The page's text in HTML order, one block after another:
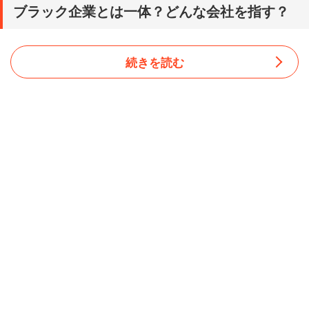
ブラック企業とは一体？どんな会社を指す？
続きを読む